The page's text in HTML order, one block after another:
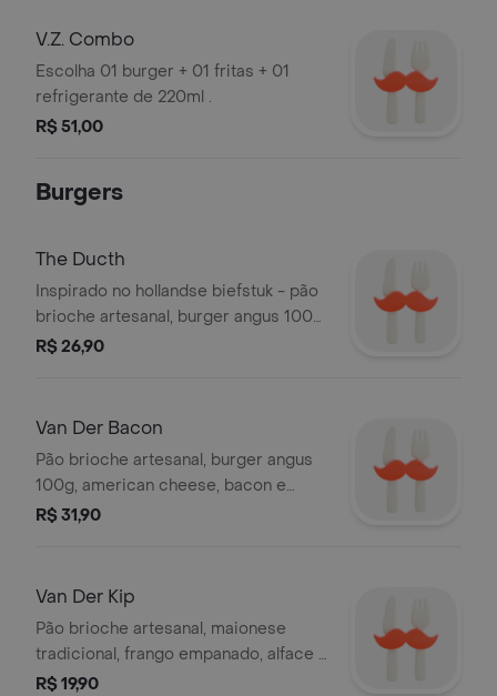
V.Z. Combo
Escolha 01 burger + 01 fritas + 01
refrigerante de 220ml .
R$ 51,00
Burgers
The Ducth
Inspirado no hollandse biefstuk - pão
brioche artesanal, burger angus 100g,
queijo gouda, cogumelos chapeados
R$ 26,90
Van Der Bacon
Pão brioche artesanal, burger angus
100g, american cheese, bacon e
maionese de bacon a parte.
R$ 31,90
Van Der Kip
Pão brioche artesanal, maionese
tradicional, frango empanado, alface e
maionese tradicional (isso, duas
R$ 19,90